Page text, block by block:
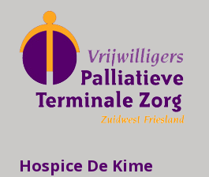
Hospice De Kime